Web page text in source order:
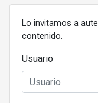
Lo invitamos a
contenido.
Usuario